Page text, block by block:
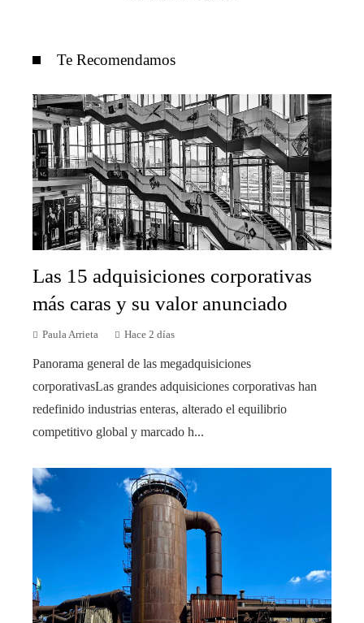
Te Recomendamos
Las 15 adquisiciones corporativas
más caras y su valor anunciado
Paula Arrieta Hace 2 días
Panorama general de las megadquisiciones
corporativasLas grandes adquisiciones corporativas han
redefinido industrias enteras, alterado el equilibrio
competitivo global y marcado h...